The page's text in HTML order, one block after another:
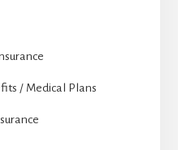
/ Medical Plans